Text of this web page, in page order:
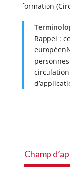
formation
Rappel :
circulation
Champ